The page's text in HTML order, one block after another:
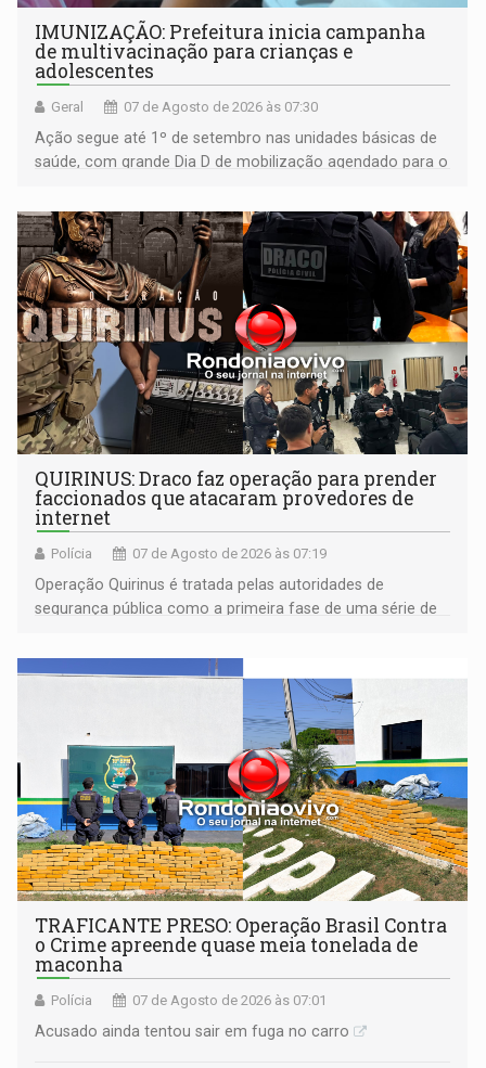
IMUNIZAÇÃO: Prefeitura inicia campanha
de multivacinação para crianças e
adolescentes
Geral 07 de Agosto de 2026 às 07:30
Ação segue até 1º de setembro nas unidades básicas de
saúde, com grande Dia D de mobilização agendado para o
QUIRINUS: Draco faz operação para prender
faccionados que atacaram provedores de
internet
Polícia 07 de Agosto de 2026 às 07:19
Operação Quirinus é tratada pelas autoridades de
segurança pública como a primeira fase de uma série de
TRAFICANTE PRESO: Operação Brasil Contra
o Crime apreende quase meia tonelada de
maconha
Polícia 07 de Agosto de 2026 às 07:01
Acusado ainda tentou sair em fuga no carro